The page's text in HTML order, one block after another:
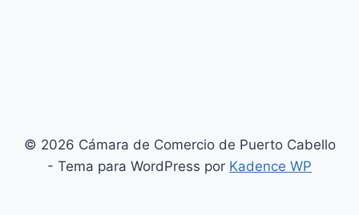
© 2026 Cámara de Comercio de Puerto Cabello
- Tema para WordPress por Kadence WP